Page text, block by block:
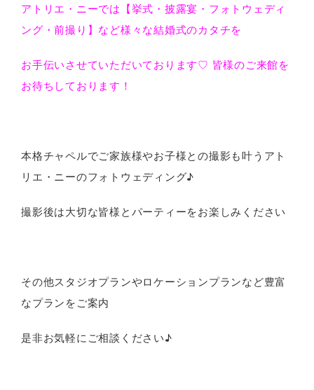
アトリエ・ニーでは【挙式・披露宴・フォトウェディ
ング・前撮り】など様々な結婚式のカタチを
お手伝いさせていただいております♡ 皆様のご来館を
お待ちしております！
本格チャペルでご家族様やお子様との撮影も叶うアト
リエ・ニーのフォトウェディング♪
撮影後は大切な皆様とパーティーをお楽しみください
その他スタジオプランやロケーションプランなど豊富
なプランをご案内
是非お気軽にご相談ください♪